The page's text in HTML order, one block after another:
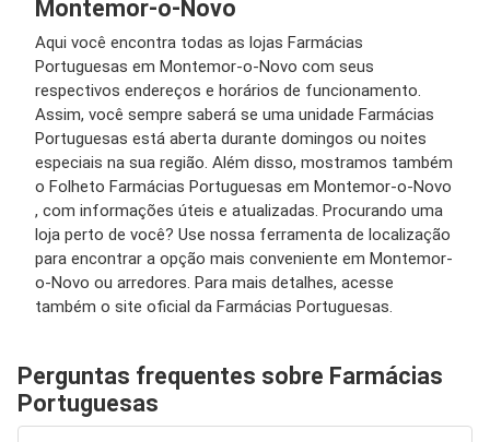
Montemor-o-Novo
Aqui você encontra todas as lojas Farmácias
Portuguesas em Montemor-o-Novo com seus
respectivos endereços e horários de funcionamento.
Assim, você sempre saberá se uma unidade Farmácias
Portuguesas está aberta durante domingos ou noites
especiais na sua região. Além disso, mostramos também
o Folheto Farmácias Portuguesas em Montemor-o-Novo
, com informações úteis e atualizadas. Procurando uma
loja perto de você? Use nossa ferramenta de localização
para encontrar a opção mais conveniente em Montemor-
o-Novo ou arredores. Para mais detalhes, acesse
também o site oficial da Farmácias Portuguesas.
Perguntas frequentes sobre Farmácias
Portuguesas